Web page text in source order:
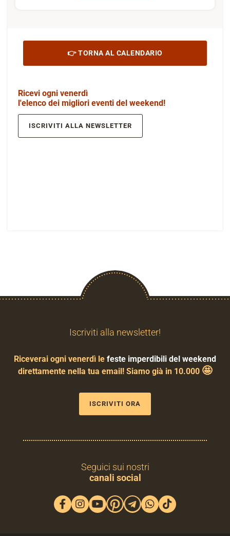
👉 TORNA AL CALENDARIO
Ricevi ogni venerdì
l'elenco dei migliori eventi del weekend!
ISCRIVITI ALLA NEWSLETTER
Iscriviti alla newsletter!
Riceverai ogni venerdì le feste imperdibili del weekend
direttamente nella tua email! Siamo già in 10.000 🤩
ISCRIVITI ORA
Seguici sui nostri
canali social